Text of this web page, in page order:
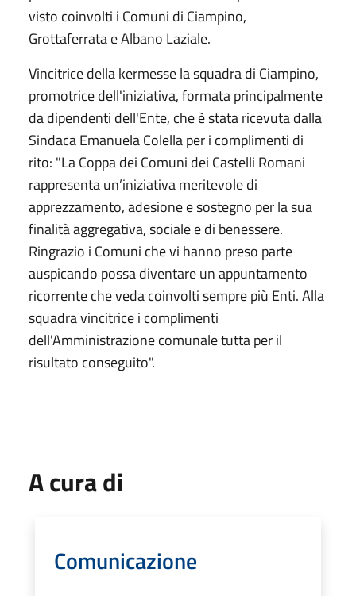
visto coinvolti i Comuni di Ciampino,
Grottaferrata e Albano Laziale.
Vincitrice della kermesse la squadra di Ciampino,
promotrice dell'iniziativa, formata principalmente
da dipendenti dell'Ente, che è stata ricevuta dalla
Sindaca Emanuela Colella per i complimenti di
rito: "La Coppa dei Comuni dei Castelli Romani
rappresenta un’iniziativa meritevole di
apprezzamento, adesione e sostegno per la sua
finalità aggregativa, sociale e di benessere.
Ringrazio i Comuni che vi hanno preso parte
auspicando possa diventare un appuntamento
ricorrente che veda coinvolti sempre più Enti. Alla
squadra vincitrice i complimenti
dell'Amministrazione comunale tutta per il
risultato conseguito".
A cura di
Comunicazione